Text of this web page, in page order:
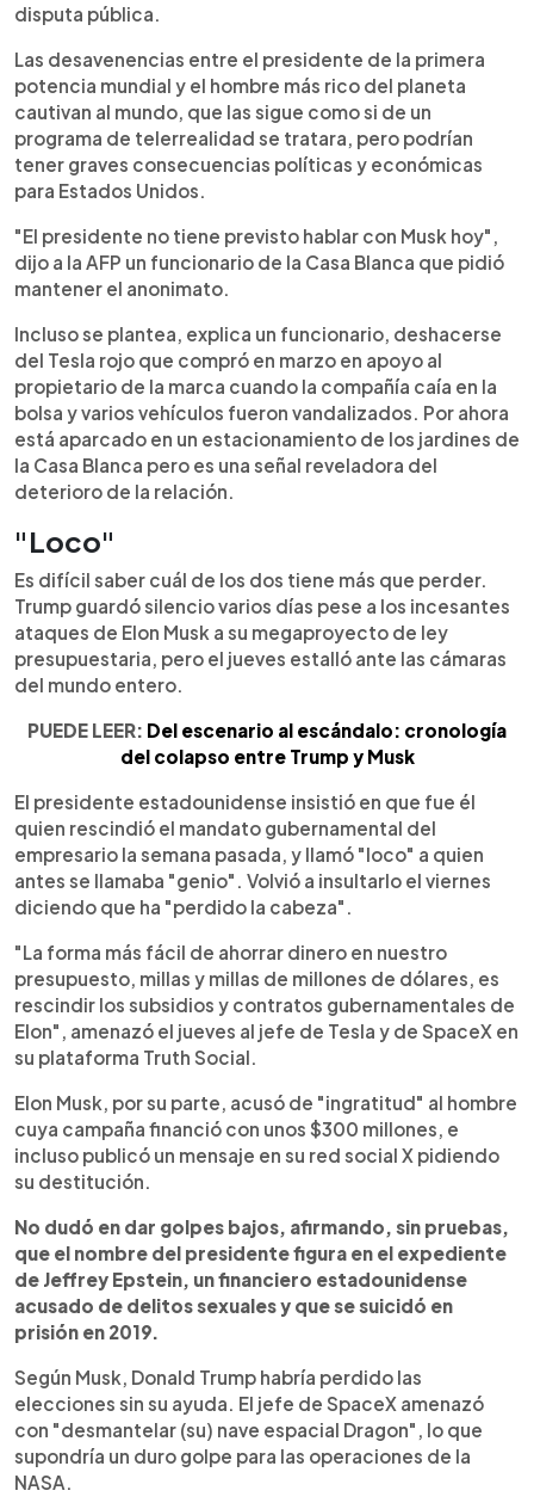
disputa pública.
Las desavenencias entre el presidente de la primera
potencia mundial y el hombre más rico del planeta
cautivan al mundo, que las sigue como si de un
programa de telerrealidad se tratara, pero podrían
tener graves consecuencias políticas y económicas
para Estados Unidos.
"El presidente no tiene previsto hablar con Musk hoy",
dijo a la AFP un funcionario de la Casa Blanca que pidió
mantener el anonimato.
Incluso se plantea, explica un funcionario, deshacerse
del Tesla rojo que compró en marzo en apoyo al
propietario de la marca cuando la compañía caía en la
bolsa y varios vehículos fueron vandalizados. Por ahora
está aparcado en un estacionamiento de los jardines de
la Casa Blanca pero es una señal reveladora del
deterioro de la relación.
"Loco"
Es difícil saber cuál de los dos tiene más que perder.
Trump guardó silencio varios días pese a los incesantes
ataques de Elon Musk a su megaproyecto de ley
presupuestaria, pero el jueves estalló ante las cámaras
del mundo entero.
PUEDE LEER: Del escenario al escándalo: cronología
del colapso entre Trump y Musk
El presidente estadounidense insistió en que fue él
quien rescindió el mandato gubernamental del
empresario la semana pasada, y llamó "loco" a quien
antes se llamaba "genio". Volvió a insultarlo el viernes
diciendo que ha "perdido la cabeza".
"La forma más fácil de ahorrar dinero en nuestro
presupuesto, millas y millas de millones de dólares, es
rescindir los subsidios y contratos gubernamentales de
Elon", amenazó el jueves al jefe de Tesla y de SpaceX en
su plataforma Truth Social.
Elon Musk, por su parte, acusó de "ingratitud" al hombre
cuya campaña financió con unos $300 millones, e
incluso publicó un mensaje en su red social X pidiendo
su destitución.
No dudó en dar golpes bajos, afirmando, sin pruebas,
que el nombre del presidente figura en el expediente
de Jeffrey Epstein, un financiero estadounidense
acusado de delitos sexuales y que se suicidó en
prisión en 2019.
Según Musk, Donald Trump habría perdido las
elecciones sin su ayuda. El jefe de SpaceX amenazó
con "desmantelar (su) nave espacial Dragon", lo que
supondría un duro golpe para las operaciones de la
NASA.